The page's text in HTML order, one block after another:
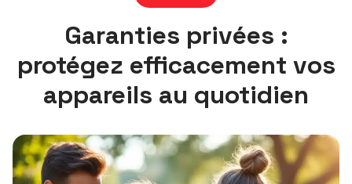
Garanties privées :
protégez efficacement vos
appareils au quotidien